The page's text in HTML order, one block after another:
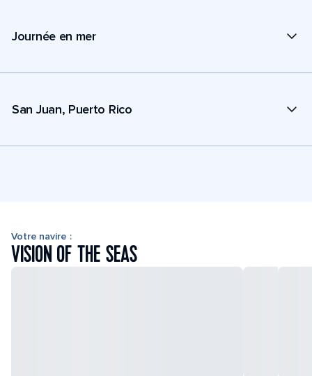
Journée en mer
San Juan, Puerto Rico
Votre navire :
VISION OF THE SEAS